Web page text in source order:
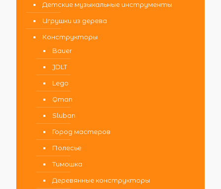
Детские музыкальные инструменты
Игрушки из дерева
Конструкторы
Bauer
JDLT
Lego
Qman
Sluban
Город мастеров
Полесье
Тимошка
Деревянные конструкторы